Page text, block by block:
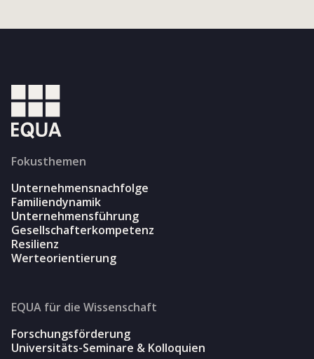
Fokusthemen
Unternehmensnachfolge
Familiendynamik
Unternehmensführung
Gesellschafterkompetenz
Resilienz
Werteorientierung
EQUA für die Wissenschaft
Forschungsförderung
Universitäts-Seminare & Kolloquien